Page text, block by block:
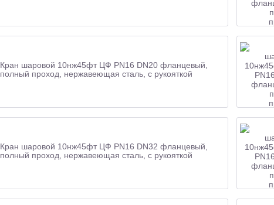
Кран шаровой 10нж45фт ЦФ PN16 DN20 фланцевый,
полный проход, нержавеющая сталь, с рукояткой
Кран шаровой 10нж45фт ЦФ PN16 DN32 фланцевый,
полный проход, нержавеющая сталь, с рукояткой